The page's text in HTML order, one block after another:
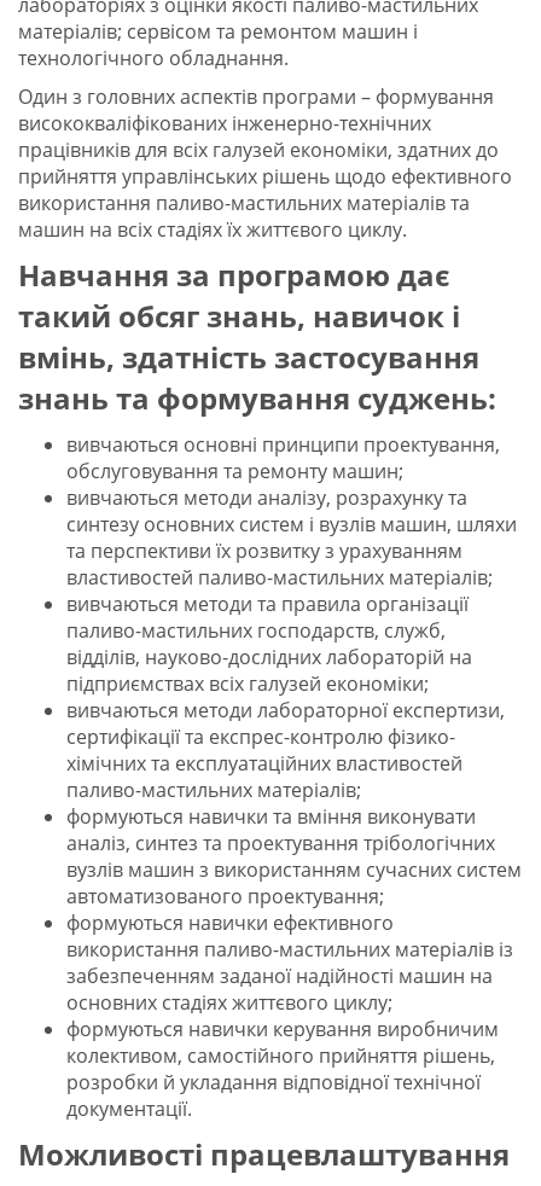
матеріалів; сервісом та ремонтом машин і
технологічного обладнання.
Один з головних аспектів програми – формування
висококваліфікованих інженерно-технічних
працівників для всіх галузей економіки, здатних до
прийняття управлінських рішень щодо ефективного
використання паливо-мастильних матеріалів та
машин на всіх стадіях їх життєвого циклу.
Навчання за програмою дає
такий обсяг знань, навичок і
вмінь, здатність застосування
знань та формування суджень:
вивчаються основні принципи проектування,
обслуговування та ремонту машин;
вивчаються методи аналізу, розрахунку та
синтезу основних систем і вузлів машин, шляхи
та перспективи їх розвитку з урахуванням
властивостей паливо-мастильних матеріалів;
вивчаються методи та правила організації
паливо-мастильних господарств, служб,
відділів, науково-дослідних лабораторій на
підприємствах всіх галузей економіки;
вивчаються методи лабораторної експертизи,
сертифікації та експрес-контролю фізико-
хімічних та експлуатаційних властивостей
паливо-мастильних матеріалів;
формуються навички та вміння виконувати
аналіз, синтез та проектування трібологічних
вузлів машин з використанням сучасних систем
автоматизованого проектування;
формуються навички ефективного
використання паливо-мастильних матеріалів із
забезпеченням заданої надійності машин на
основних стадіях життєвого циклу;
формуються навички керування виробничим
колективом, самостійного прийняття рішень,
розробки й укладання відповідної технічної
документації.
Можливості працевлаштування